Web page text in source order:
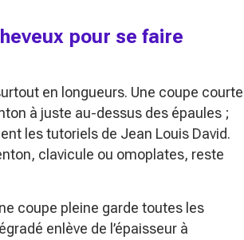
pour se faire
en longueurs. Une coupe courte
à juste au-dessus des épaules ;
les tutoriels de Jean Louis David.
clavicule ou omoplates, reste
coupe pleine garde toutes les
enlève de l’épaisseur à